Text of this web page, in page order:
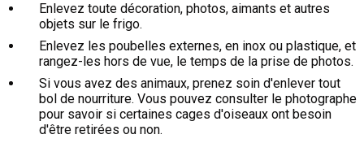
Enlevez toute décoration, photos, aimants et autres
objets sur le frigo.
Enlevez les poubelles externes, en inox ou plastique, et
rangez-les hors de vue, le temps de la prise de photos.
Si vous avez des animaux, prenez soin d'enlever tout
bol de nourriture. Vous pouvez consulter le photographe
pour savoir si certaines cages d'oiseaux ont besoin
d'être retirées ou non.